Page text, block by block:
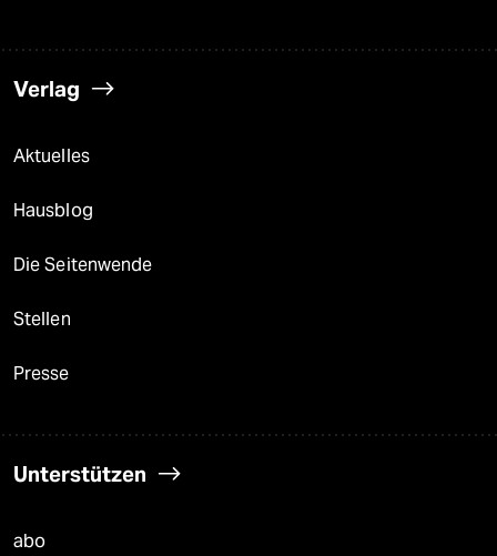
Verlag
Aktuelles
Hausblog
Die Seitenwende
Stellen
Presse
Unterstützen
abo